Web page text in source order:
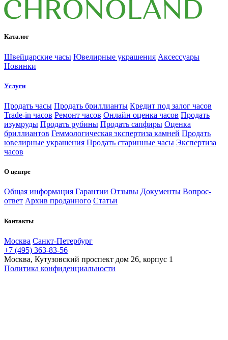
Каталог
Швейцарские часы Ювелирные украшения Аксессуары
Новинки
Услуги
Продать часы Продать бриллианты Кредит под залог часов
Trade-in часов Ремонт часов Онлайн оценка часов Продать
изумруды Продать рубины Продать сапфиры Оценка
бриллиантов Геммологическая экспертиза камней Продать
ювелирные украшения Продать старинные часы Экспертиза
часов
О центре
Общая информация Гарантии Отзывы Документы Вопрос-
ответ Архив проданного Статьи
Контакты
Москва Санкт-Петербург
+7 (495) 363-83-56
Москва, Кутузовский проспект дом 26, корпус 1
Политика конфиденциальности